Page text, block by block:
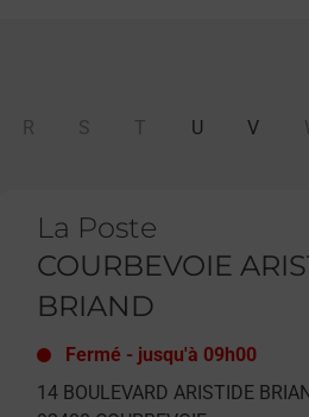
R S T U V
La Poste
COURBEVOIE
BRIAND
Fermé - jusqu'à 09h00
14 BOULEVARD ARISTIDE